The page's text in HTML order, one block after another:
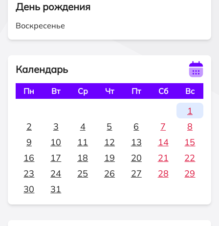
День рождения
Воскресенье
Календарь
Пн Вт Ср Чт Пт Сб Вс
1
2
3 4 5 6 7
8
9
10 11 12 13 14
15
16
17 18 19 20 21
22
23
24 25 26 27 28
29
30
31